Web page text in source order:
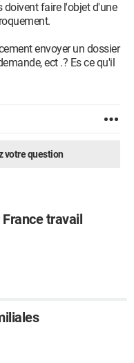
doivent faire l'objet d'une
envoyer un dossier
ect .? Es ce qu'il
votre question
travail